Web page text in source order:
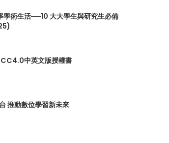
學術生活──10 大大學生與研究生必備
中英文版授權書
推動數位學習新未來